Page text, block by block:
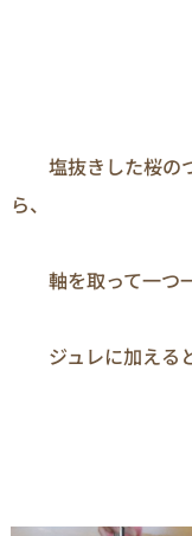
塩抜きした桜の
ら、
軸を取って一つ一
ジュレに加えると